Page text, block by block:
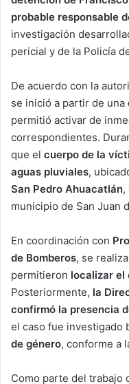
probable responsable
investigación
pericial y de la Policía
De acuerdo con la
se inició a partir de una
permitió activar de
correspondientes.
que el cuerpo de la
aguas pluviales,
San Pedro Ahuacatlán,
municipio de San Juan
En coordinación con
de Bomberos, se
permitieron localizar el
Posteriormente, la
confirmó la presencia
el caso fue investigado
de género, conforme a
Como parte del trabajo